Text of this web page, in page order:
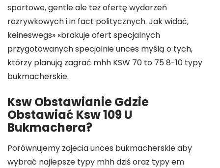
sportowe, gentle ale też ofertę wydarzeń
rozrywkowych i in fact politycznych. Jak widać,
keineswegs» «brakuje ofert specjalnych
przygotowanych specjalnie unces myślą o tych,
którzy planują zagrać mhh KSW 70 to 75 8-10 typy
bukmacherskie.
Ksw Obstawianie Gdzie
Obstawiać Ksw 109 U
Bukmachera?
Porównujemy zajecia unces bukmacherskie aby
wybrać najlepsze typy mhh dziś oraz typy em